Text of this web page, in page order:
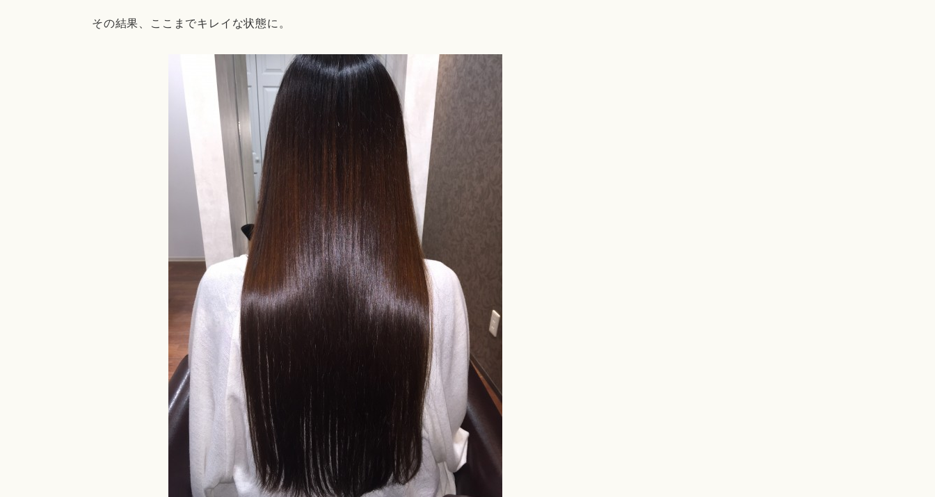
その結果、ここまでキレイな状態に。